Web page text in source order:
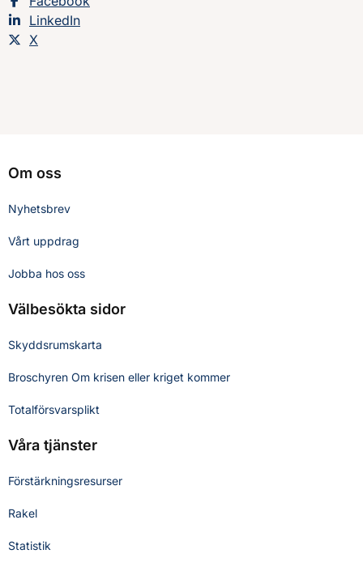
Dela sidan på
LinkedIn
Dela sidan på
X
Om oss
Nyhetsbrev
Vårt uppdrag
Jobba hos oss
Välbesökta sidor
Skyddsrumskarta
Broschyren Om krisen eller kriget kommer
Totalförsvarsplikt
Våra tjänster
Förstärkningsresurser
Rakel
Statistik